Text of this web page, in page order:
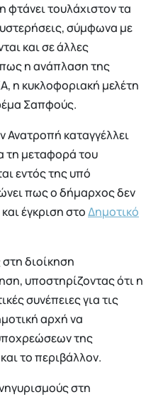
τουλάχιστον τα
σύμφωνα με
και σε άλλες
η ανάπλαση της
η κυκλοφοριακή μελέτη
Σαπφούς.
Ανατροπή καταγγέλλει
τη μεταφορά του
εντός της υπό
πως ο δήμαρχος δεν
έγκριση στοΔημοτικό
διοίκηση
υποστηρίζοντας ότι η
συνέπειες για τις
αρχή να
της
το περιβάλλον.
στη